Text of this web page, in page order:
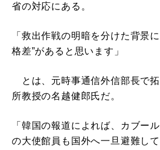
省の対応にある。
「救出作戦の明暗を分けた背景
格差”があると思います」
とは、元時事通信外信部長で
所教授の名越健郎氏だ。
「韓国の報道によれば、カブー
の大使館員も国外へ一旦避難し